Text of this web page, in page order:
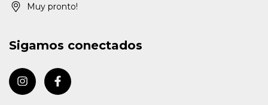
Muy pronto!
Sigamos conectados